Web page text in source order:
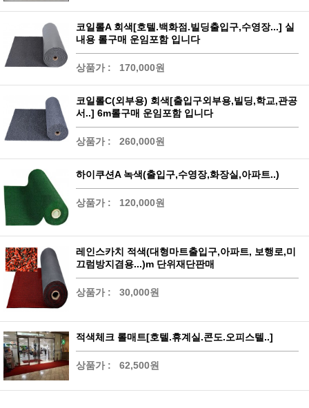
코일롤A 회색[호텔.백화점.빌딩출입구,수영장...] 실
내용 롤구매 운임포함 입니다
상품가 : 170,000원
코일롤C(외부용) 회색[출입구외부용,빌딩,학교,관공
서..] 6m롤구매 운임포함 입니다
상품가 : 260,000원
하이쿠션A 녹색(출입구,수영장,화장실,아파트..)
상품가 : 120,000원
레인스카치 적색(대형마트출입구,아파트, 보행로,미
끄럼방지겸용...)m 단위재단판매
상품가 : 30,000원
적색체크 롤매트[호텔.휴계실.콘도.오피스텔..]
상품가 : 62,500원